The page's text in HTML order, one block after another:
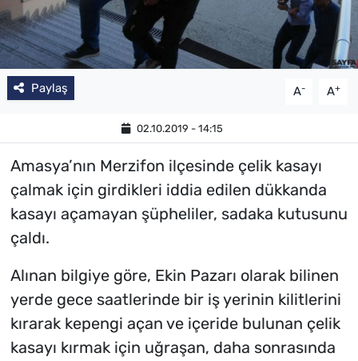
Paylaş A- A+
02.10.2019 - 14:15
Amasya’nın Merzifon ilçesinde çelik kasayı
çalmak için girdikleri iddia edilen dükkanda
kasayı açamayan şüpheliler, sadaka kutusunu
çaldı.
Alınan bilgiye göre, Ekin Pazarı olarak bilinen
yerde gece saatlerinde bir iş yerinin kilitlerini
kırarak kepengi açan ve içeride bulunan çelik
kasayı kırmak için uğraşan, daha sonrasında